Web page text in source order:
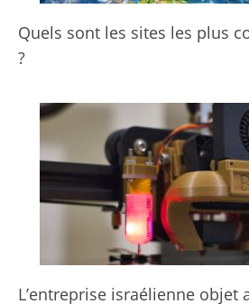
Quels sont les sites les plus
?
L’entreprise israélienne objet